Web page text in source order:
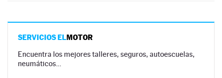
SERVICIOS ELMOTOR
Encuentra los mejores talleres, seguros, autoescuelas,
neumáticos…